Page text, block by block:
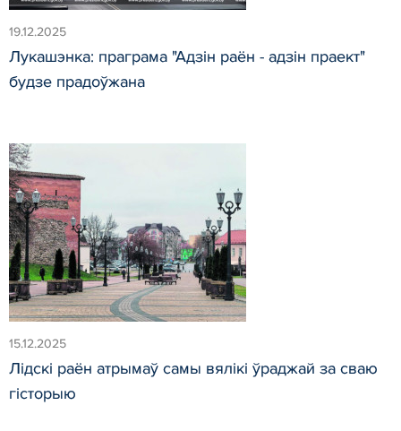
19.12.2025
Лукашэнка: праграма "Адзін раён - адзін праект"
будзе прадоўжана
15.12.2025
Лідскі раён атрымаў самы вялікі ўраджай за сваю
гісторыю